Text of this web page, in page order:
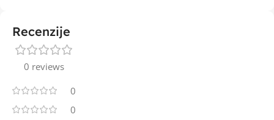
Recenzije
0 reviews
0
0